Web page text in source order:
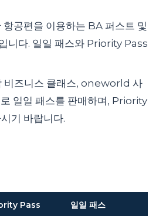
항공편을 이용하는 BA 퍼스트 및
니다. 일일 패스와 Priority Pass
비즈니스 클래스, oneworld 사
일일 패스를 판매하며, Priority
기 바랍니다.
Pass 일일 패스